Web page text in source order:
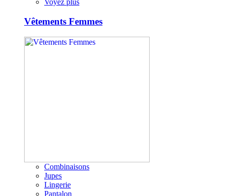
Voyez plus
Vêtements Femmes
Combinaisons
Jupes
Lingerie
Pantalon